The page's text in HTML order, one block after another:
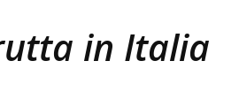
in Italia